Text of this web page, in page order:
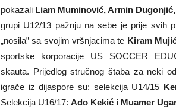
pokazali Liam Muminović, Armin
grupi U12/13 pažnju na sebe je prije svih
„nosila” sa svojim vršnjacima te Kiram
sportske korporacije US SOCCER
skauta. Prijedlog stručnog štaba za neki
igrače iz dijaspore su: selekcija U14/15
Selekcija U16/17:Ado Kekić i Muamer